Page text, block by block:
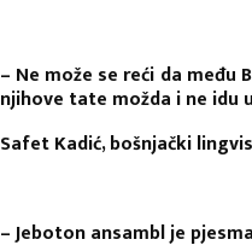
– Ne može se reći da
njihove tate možda i ne idu
Safet Kadić, bošnjački
– Jeboton ansambl je